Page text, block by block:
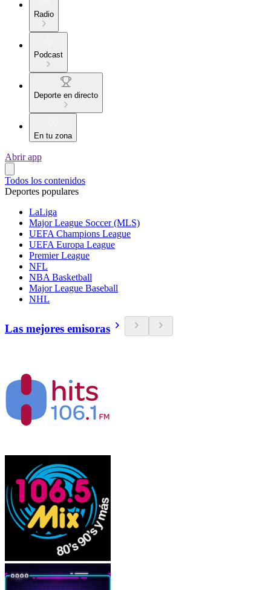
Radio
Podcast
Deporte en directo
En tu zona
Abrir app
Todos los contenidos
Deportes populares
LaLiga
Major League Soccer (MLS)
UEFA Champions League
UEFA Europa League
Premier League
NFL
NBA Basketball
Major League Baseball
NHL
Las mejores emisoras